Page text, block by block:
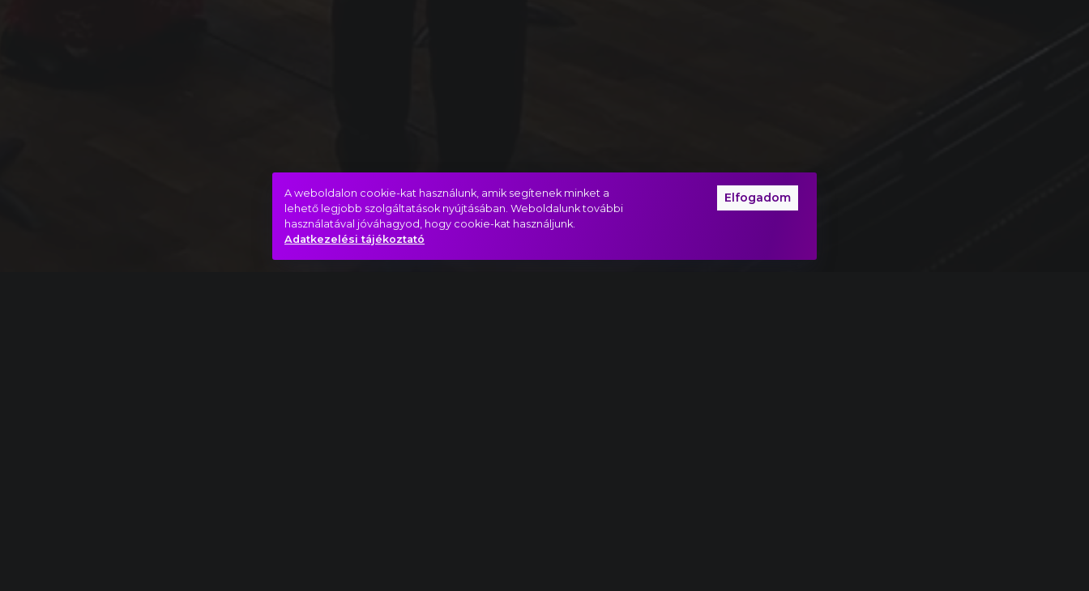
A weboldalon cookie-kat használunk, amik segítenek minket a
lehető legjobb szolgáltatások nyújtásában. Weboldalunk további
használatával jóváhagyod, hogy cookie-kat használjunk.
Adatkezelési tájékoztató
Elfogadom